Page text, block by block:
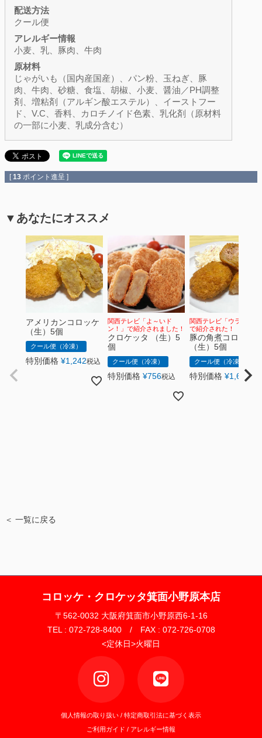
配送方法
クール便
アレルギー情報
小麦、乳、豚肉、牛肉
原材料
じゃがいも（国内産国産）、パン粉、玉ねぎ、豚
肉、牛肉、砂糖、食塩、胡椒、小麦、醤油／PH調整
剤、増粘剤（アルギン酸エステル）、イーストフー
ド、V.C、香料、カロチノイド色素、乳化剤（原材料
の一部に小麦、乳成分含む）
[ 13 ポイント進呈 ]
▼あなたにオススメ
アメリカンコロッケ
（生）5個
クール便（冷凍）
特別価格 ¥1,242税込
関西テレビ「よ～いド
ン！」で紹介されました！
クロケッタ （生）5
個
クール便（冷凍）
特別価格 ¥756税込
関西テレビ「ウラマヨ！
で紹介された！
豚の角煮コロッケ
（生）5個
クール便（冷凍）
特別価格 ¥1,620税
＜ 一覧に戻る
コロッケ・クロケッタ箕面小野原本店
〒562-0032 大阪府箕面市小野原西6-1-16
TEL : 072-728-8400 / FAX : 072-726-0708
<定休日>火曜日
個人情報の取り扱い / 特定商取引法に基づく表示
ご利用ガイド / アレルギー情報